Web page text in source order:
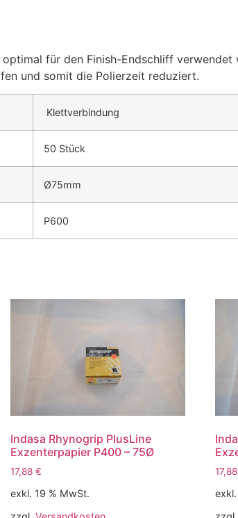
für den Finish-Endschliff verwendet
und somit die Polierzeit reduziert.
Klettverbindung
50 Stück
Ø75mm
P600
Indasa Rhynogrip PlusLine
Exzenterpapier P400 – 75Ø
17,88€
exkl. 19 % MwSt.